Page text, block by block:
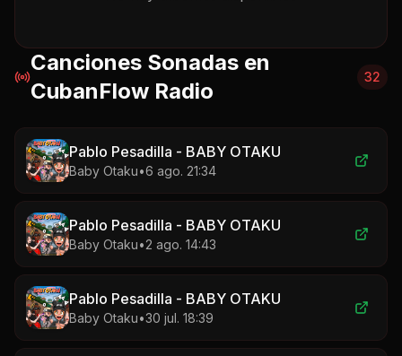
Canciones Sonadas en
CubanFlow Radio
32
Pablo Pesadilla - BABY OTAKU
Baby Otaku•6 ago. 21:34
Pablo Pesadilla - BABY OTAKU
Baby Otaku•2 ago. 14:43
Pablo Pesadilla - BABY OTAKU
Baby Otaku•30 jul. 18:39